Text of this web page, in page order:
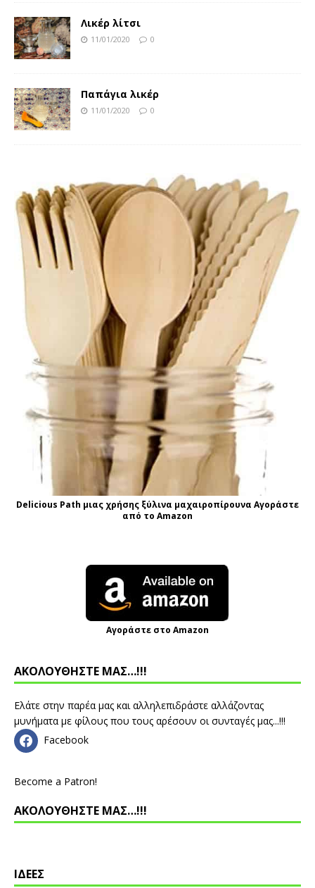
Λικέρ λίτσι
11/01/2020 0
Παπάγια λικέρ
11/01/2020 0
Delicious Path μιας χρήσης ξύλινα μαχαιροπίρουνα Αγοράστε
από το Amazon
Αγοράστε στο Amazon
ΑΚΟΛΟΥΘΗΣΤΕ ΜΑΣ…!!!
Ελάτε στην παρέα μας και αλληλεπιδράστε αλλάζοντας
μυνήματα με φίλους που τους αρέσουν οι συνταγές μας...!!!
Facebook
Become a Patron!
ΑΚΟΛΟΥΘΗΣΤΕ ΜΑΣ…!!!
ΙΔΕΕΣ